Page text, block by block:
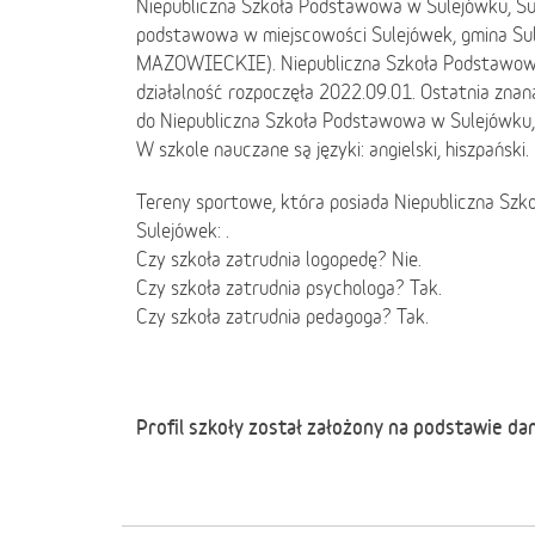
Niepubliczna Szkoła Podstawowa w Sulejówku,
podstawowa w miejscowości Sulejówek, gmina
MAZOWIECKIE). Niepubliczna Szkoła
działalność rozpoczęła 2022.09.01. Ostatnia
do Niepubliczna Szkoła Podstawowa w
W szkole nauczane są języki: angielski, hiszpański.
Tereny sportowe, która posiada Niepubliczna
Sulejówek: .
Czy szkoła zatrudnia logopedę? Nie.
Czy szkoła zatrudnia psychologa? Tak.
Czy szkoła zatrudnia pedagoga? Tak.
Profil szkoły został założony na podstawie